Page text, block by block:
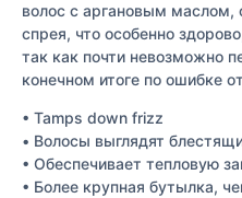
волос с аргановым маслом,
спрея, что особенно
так как почти невозможно
конечном итоге по ошибке
• Tamps down frizz
• Волосы выглядят
• Обеспечивает тепловую
• Более крупная бутылка,